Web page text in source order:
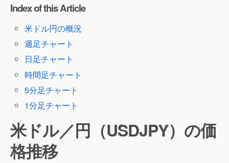
Index of this Article
米ドル円の概況
週足チャート
日足チャート
時間足チャート
5分足チャート
1分足チャート
米ドル／円（USDJPY）の価
格推移